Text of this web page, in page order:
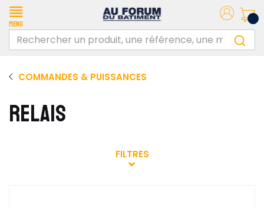
Menu
COMMANDES & PUISSANCES
RELAIS
FILTRES